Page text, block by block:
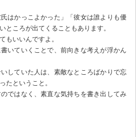
はかっこよかった」「彼女は誰よりも優
ところが出てくることもあります。
もいいんですよ。
いていくことで、前向きな考えが浮かん
していた人は、素敵なところばかりで忘
たということ。
ではなく、素直な気持ちを書き出してみ